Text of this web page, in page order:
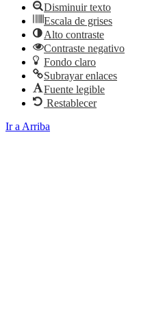
Disminuir texto
Escala de grises
Alto contraste
Contraste negativo
Fondo claro
Subrayar enlaces
Fuente legible
Restablecer
Ir a Arriba